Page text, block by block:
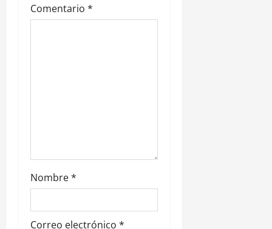
e
a
d
a
Comentario *
Nombre*
Correo electrónico *